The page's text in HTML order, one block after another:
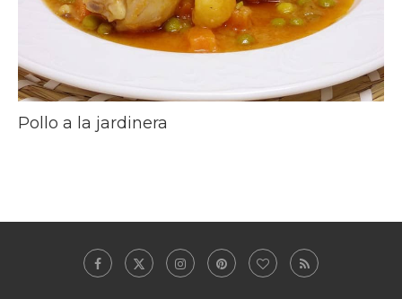
Pollo a la jardinera